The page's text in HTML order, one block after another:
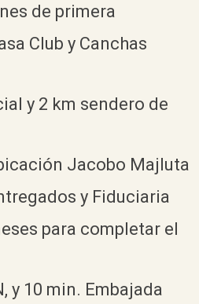
de primera
Club y Canchas
y 2 km sendero de
Jacobo Majluta
y Fiduciaria
para completar el
y 10 min. Embajada